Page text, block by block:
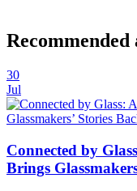
30
Jul
Connected by
Brings